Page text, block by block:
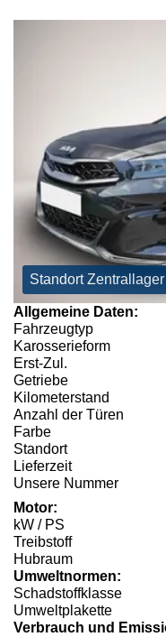
Standort Zentrallager
Allgemeine Daten:
Fahrzeugtyp
Karosserieform
Erst-Zul.
Getriebe
Kilometerstand
Anzahl der Türen
Farbe
Standort
Lieferzeit
Unsere Nummer
Motor:
kW / PS
Treibstoff
Hubraum
Umweltnormen:
Schadstoffklasse
Umweltplakette
Verbrauch und